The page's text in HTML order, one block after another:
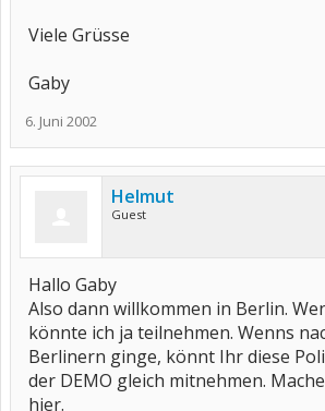
Viele Grüsse
Gaby
6. Juni 2002
Helmut
Guest
Hallo Gaby
Also dann willkommen in Berlin.
könnte ich ja teilnehmen. Wenns
Berlinern ginge, könnt Ihr diese
der DEMO gleich mitnehmen.
hier.